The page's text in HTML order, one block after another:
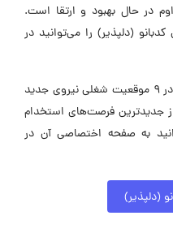
در حال بهبود و ارتقا است.
(دلپذیر) را می‌توانید در
کدبانو (دلپذیر) در حال حاضر در ۹ موقعیت شغلی نیروی جدید
جدیدترین فرصت‌های استخدام
به صفحه اختصاصی آن در
(دلپذیر)